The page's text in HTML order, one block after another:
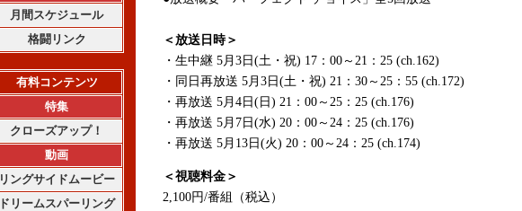
月間スケジュール
格闘リンク
有料コンテンツ
特集
クローズアップ！
動画
リングサイドムービー
ドリームスパーリング
＜放送日時＞
・生中継 5月3日(土・祝) 17：00～21：25 (ch.162)
・同日再放送 5月3日(土・祝) 21：30～25：55 (ch.172)
・再放送 5月4日(日) 21：00～25：25 (ch.176)
・再放送 5月7日(水) 20：00～24：25 (ch.176)
・再放送 5月13日(火) 20：00～24：25 (ch.174)
＜視聴料金＞
2,100円/番組（税込）